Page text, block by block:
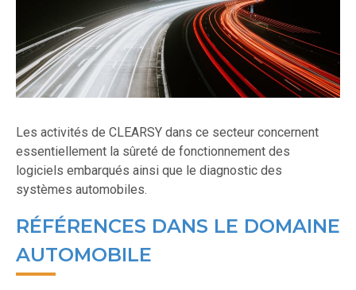
Les activités de CLEARSY dans ce secteur concernent
essentiellement la sûreté de fonctionnement des
logiciels embarqués ainsi que le diagnostic des
systèmes automobiles.
RÉFÉRENCES DANS LE DOMAINE
AUTOMOBILE